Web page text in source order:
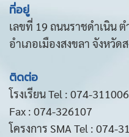
ที่อยู่
เลขที่ 19 ถนนราชดำเนิน
อำเภอเมืองสงขลา จังหวัด
ติดต่อ
โรงเรียน Tel : 074-311006
Fax : 074-326107
โครงการ SMA Tel : 074-